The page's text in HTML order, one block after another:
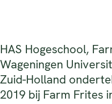
HAS Hogeschool,
Wageningen
Zuid-Holland
2019 bij Farm Frites